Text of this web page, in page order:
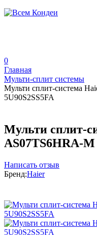
0
Главная
Мульти-сплит системы
Мульти сплит-система
5U90S2SS5FA
Мульти сплит-
AS07TS6HRA-M
Написать отзыв
Бренд:Haier